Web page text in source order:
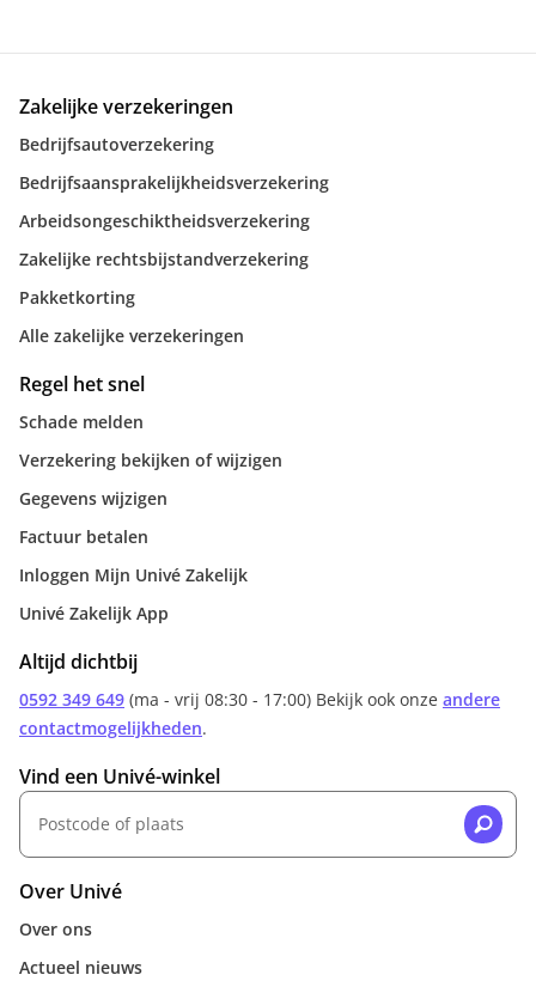
Zakelijke verzekeringen
Bedrijfsautoverzekering
Bedrijfsaansprakelijkheidsverzekering
Arbeidsongeschiktheidsverzekering
Zakelijke rechtsbijstandverzekering
Pakketkorting
Alle zakelijke verzekeringen
Regel het snel
Schade melden
Verzekering bekijken of wijzigen
Gegevens wijzigen
Factuur betalen
Inloggen Mijn Univé Zakelijk
Univé Zakelijk App
Altijd dichtbij
0592 349 649 (ma - vrij 08:30 - 17:00) Bekijk ook onze andere
contactmogelijkheden.
Vind een Univé-winkel
Over Univé
Over ons
Actueel nieuws